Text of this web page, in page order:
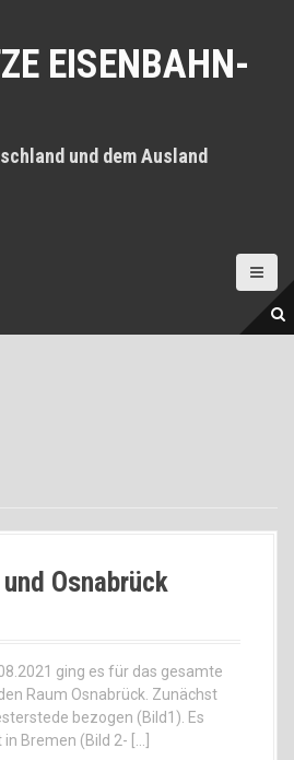
EISENBAHN-
und dem Ausland
Osnabrück
ging es für das gesamte
Raum Osnabrück. Zunächst
bezogen (Bild1). Es
Bremen (Bild 2- […]